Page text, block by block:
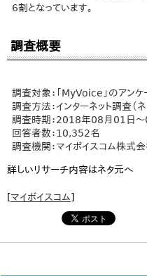
6割となっています。
調査概要
調査対象：「MyVoice」のアンケ
調査方法：インターネット調査（ネ
調査時期：2018年08月01日
回答者数：10,352名
調査機関：マイボイスコム株式
詳しいリサーチ内容はネタ元へ
[マイボイスコム]